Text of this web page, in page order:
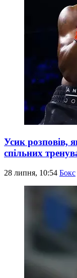
Усик розповів,
спільних
28 липня, 10:54 Бокс